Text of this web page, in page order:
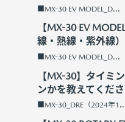
■MX-30 EV MODEL_D...
【MX-30 EV
線・熱線・紫外線
■MX-30 EV MODEL_D...
【MX-30】タイミ
ンかを教えてくださ
■MX-30_DRE（2024年